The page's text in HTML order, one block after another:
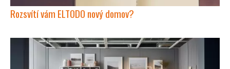
Rozsvítí vám ELTODO nový domov?